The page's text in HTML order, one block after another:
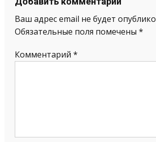
Ваш адрес email не будет
Обязательные поля помечены *
Комментарий *